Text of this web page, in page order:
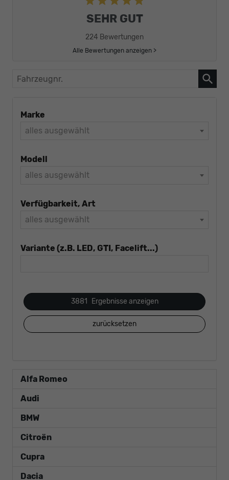
SEHR GUT
224 Bewertungen
Alle Bewertungen anzeigen >
Fahrzeugnr.
Marke
alles ausgewählt
Modell
alles ausgewählt
Verfügbarkeit, Art
alles ausgewählt
Variante (z.B. LED, GTI, Facelift...)
3881 Ergebnisse anzeigen
zurücksetzen
Alfa Romeo
Audi
BMW
Citroën
Cupra
Dacia